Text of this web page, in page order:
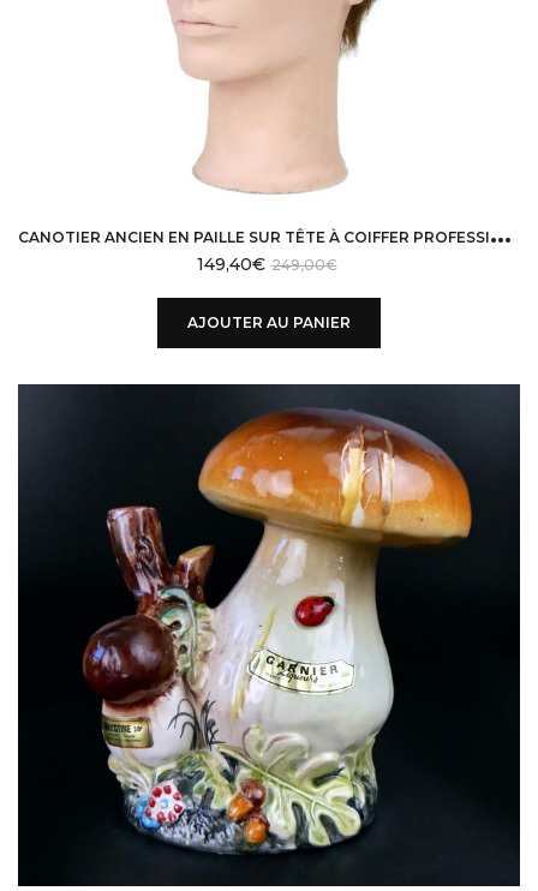
C
ANOTIER ANCIEN EN PAILLE SUR TÊTE À COIFFER PROFESSIONNELLE HOMME PIVOT POINT
249,00€
149,40€
AJOUTER AU PANIER